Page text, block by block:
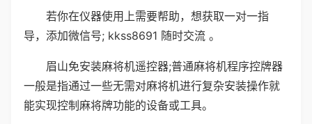
若你在仪器使用上需要帮助，想获取一对一指
导，添加微信号; kkss8691 随时交流 。
眉山免安装麻将机遥控器;普通麻将机程序控牌器
一般是指通过一些无需对麻将机进行复杂安装操作就
能实现控制麻将牌功能的设备或工具。